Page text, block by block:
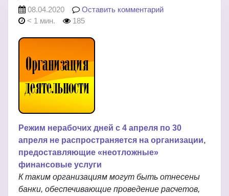
08.04.2020
Оставить комментарий
< 1 мин.
185
Режим нерабочих дней с 4 апреля по 30
апреля не распространяется на организации,
предоставляющие «неотложные»
финансовые услуги
К таким организациям могут быть отнесены
банки, обеспечивающие проведение расчетов,